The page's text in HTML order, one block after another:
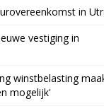
in
vestiging in
winstbelasting
mogelijk'